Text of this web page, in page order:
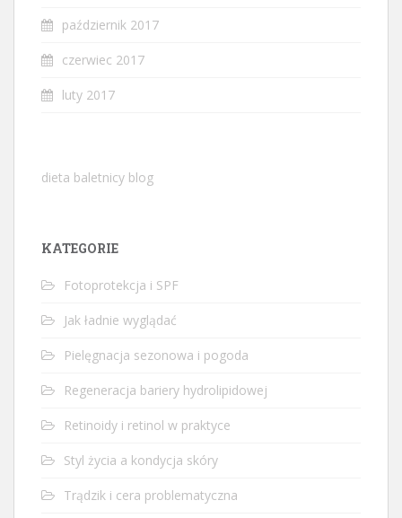
październik 2017
czerwiec 2017
luty 2017
dieta baletnicy blog
KATEGORIE
Fotoprotekcja i SPF
Jak ładnie wyglądać
Pielęgnacja sezonowa i pogoda
Regeneracja bariery hydrolipidowej
Retinoidy i retinol w praktyce
Styl życia a kondycja skóry
Trądzik i cera problematyczna